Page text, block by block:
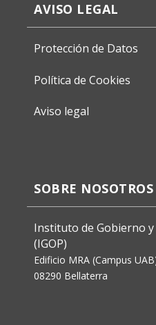
AVISO LEGAL
Protección de Datos
Política de Cookies
Aviso legal
SOBRE NOSOTROS
Instituto de Gobierno
(IGOP)
Edificio MRA (Campus
08290 Bellaterra